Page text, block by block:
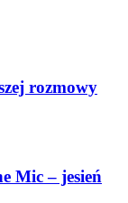
rozmowy
Mic – jesień